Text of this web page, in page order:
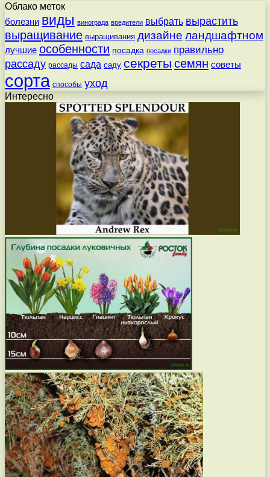
Облако меток
болезни виды винограда вредители выбрать вырастить
выращивание выращивания дизайне ландшафтном
лучшие особенности посадка посадки правильно
рассаду рассады сада саду секреты семян советы
сорта способы уход
Интересно